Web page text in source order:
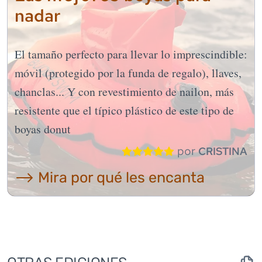
nadar
El tamaño perfecto para llevar lo imprescindible:
móvil (protegido por la funda de regalo), llaves,
chanclas... Y con revestimiento de nailon, más
resistente que el típico plástico de este tipo de
boyas donut
porCRISTINA
⟶ Mira por qué les encanta